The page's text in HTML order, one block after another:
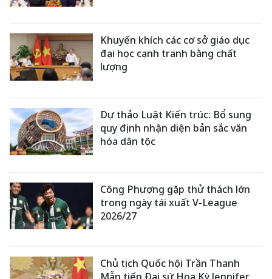
Khuyến khích các cơ sở giáo dục
đại học cạnh tranh bằng chất
lượng
Dự thảo Luật Kiến trúc: Bổ sung
quy định nhận diện bản sắc văn
hóa dân tộc
Công Phượng gặp thử thách lớn
trong ngày tái xuất V-League
2026/27
Chủ tịch Quốc hội Trần Thanh